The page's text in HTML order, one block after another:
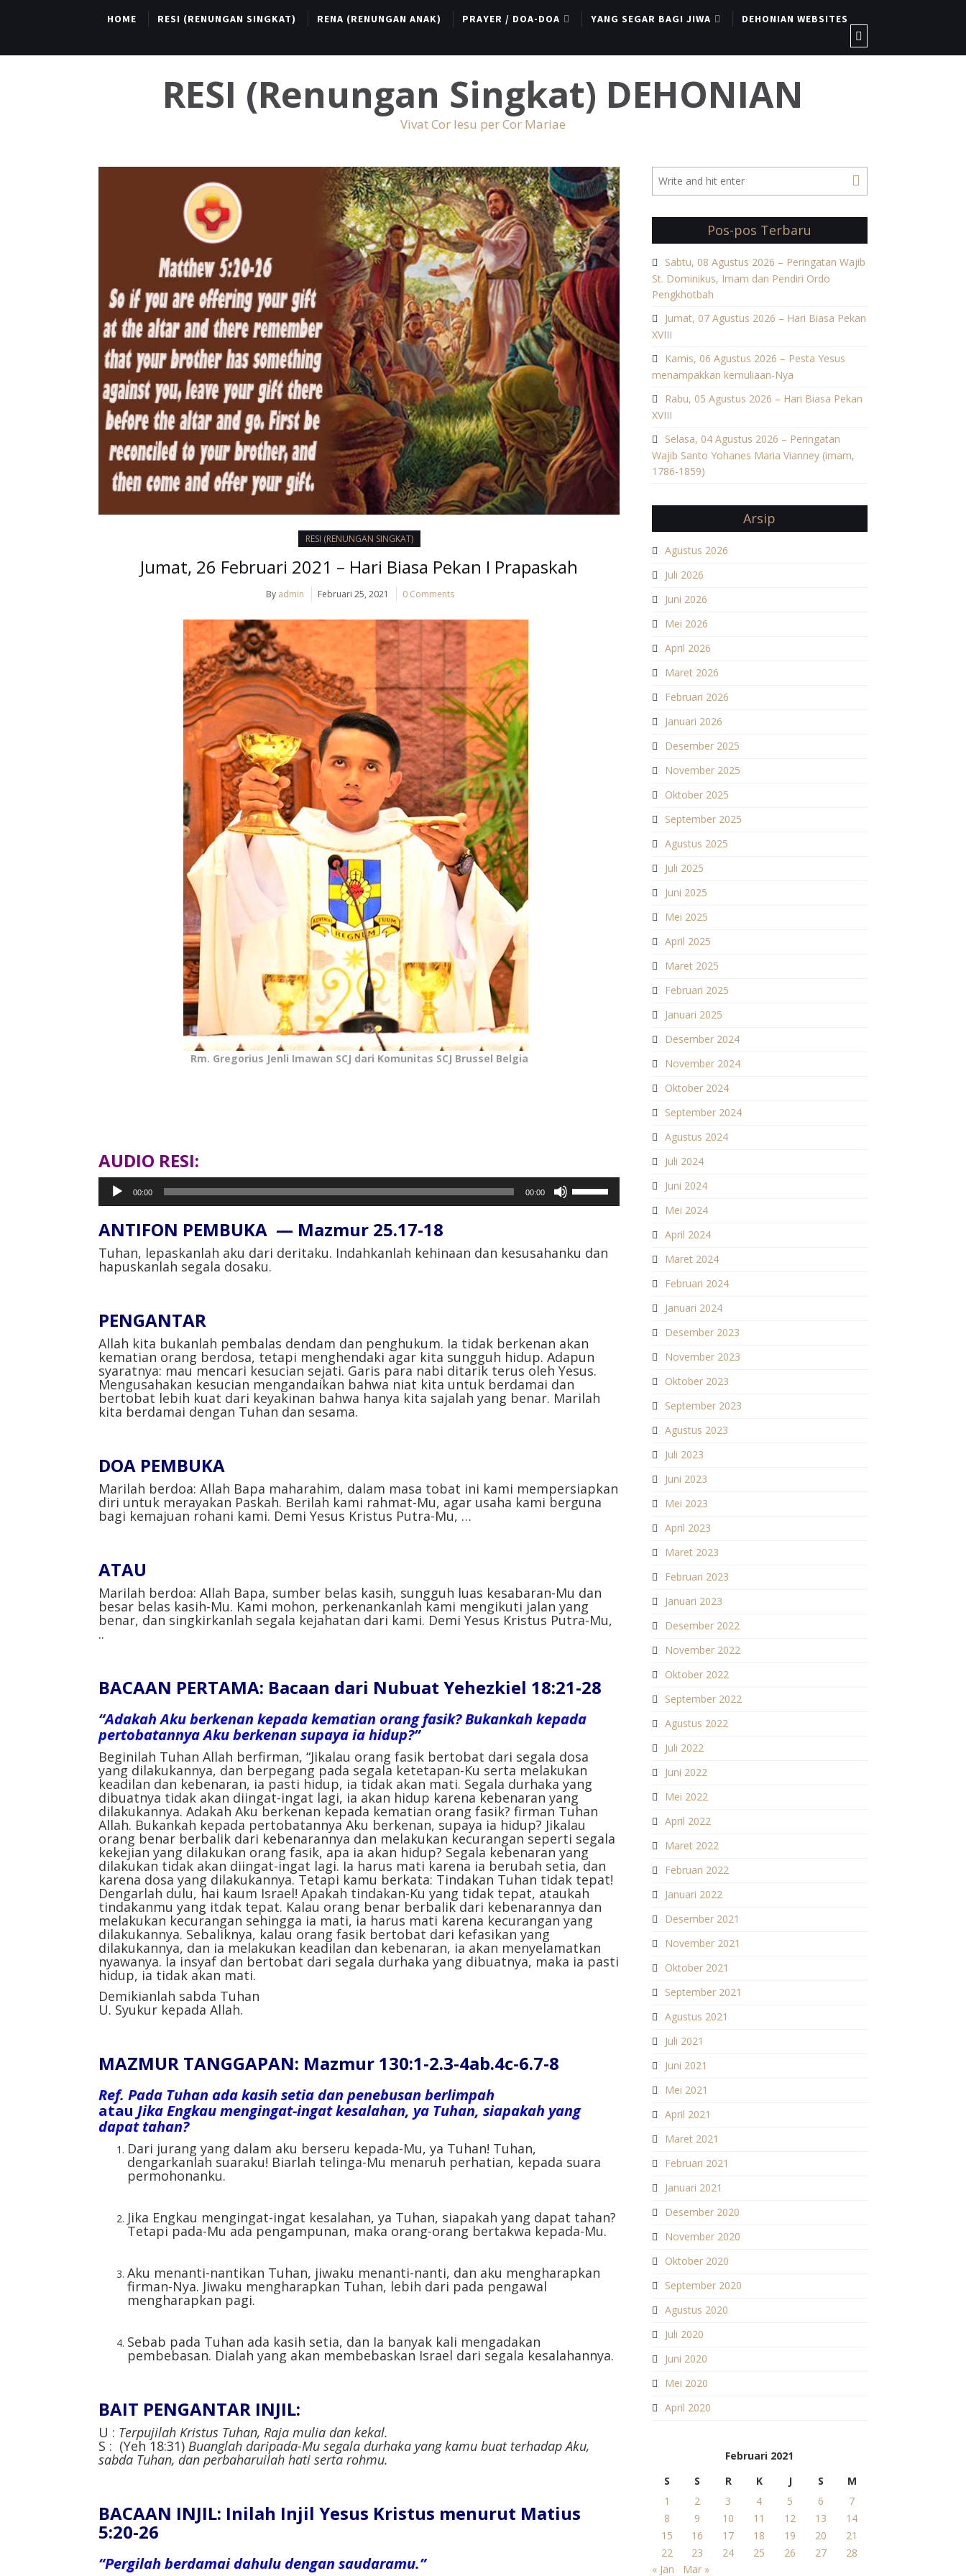
HOME RESI (RENUNGAN SINGKAT) RENA (RENUNGAN ANAK) PRAYER / DOA-DOA YANG SEGAR BAGI JIWA DEHONIAN WEBSITES
RESI (Renungan Singkat) DEHONIAN
Vivat Cor Iesu per Cor Mariae
RESI (RENUNGAN SINGKAT)
Jumat, 26 Februari 2021 – Hari Biasa Pekan I Prapaskah
By admin Februari 25, 2021 0 Comments
Rm. Gregorius Jenli Imawan SCJ dari Komunitas SCJ Brussel Belgia
AUDIO RESI:
Pemutar
Audio
00:00 00:00
untuk
ANTIFON PEMBUKA — Mazmur 25.17-18⁣⁣
Tuhan, lepaskanlah aku dari deritaku. Indahkanlah kehinaan dan kesusahanku dan
hapuskanlah segala dosaku.⁣⁣
PENGANTAR⁣⁣
Allah kita bukanlah pembalas dendam dan penghukum. Ia tidak berkenan akan
kematian orang berdosa, tetapi menghendaki agar kita sungguh hidup. Adapun
syaratnya: mau mencari kesucian sejati. Garis para nabi ditarik terus oleh Yesus.
Mengusahakan kesucian mengandaikan bahwa niat kita untuk berdamai dan
bertobat lebih kuat dari keyakinan bahwa hanya kita sajalah yang benar. Marilah
kita berdamai dengan Tuhan dan sesama.⁣⁣
DOA PEMBUKA⁣⁣
Marilah berdoa: Allah Bapa maharahim, dalam masa tobat ini kami mempersiapkan
diri untuk merayakan Paskah. Berilah kami rahmat-Mu, agar usaha kami berguna
bagi kemajuan rohani kami. Demi Yesus Kristus Putra-Mu, …⁣⁣
ATAU⁣⁣
Marilah berdoa: Allah Bapa, sumber belas kasih, sungguh luas kesabaran-Mu dan
besar belas kasih-Mu. Kami mohon, perkenankanlah kami mengikuti jalan yang
benar, dan singkirkanlah segala kejahatan dari kami. Demi Yesus Kristus Putra-Mu,
..⁣⁣
BACAAN PERTAMA: Bacaan dari Nubuat Yehezkiel 18:21-28
“Adakah Aku berkenan kepada kematian orang fasik? Bukankah kepada
pertobatannya Aku berkenan supaya ia hidup?”
Beginilah Tuhan Allah berfirman, “Jikalau orang fasik bertobat dari segala dosa
yang dilakukannya, dan berpegang pada segala ketetapan-Ku serta melakukan
keadilan dan kebenaran, ia pasti hidup, ia tidak akan mati. Segala durhaka yang
dibuatnya tidak akan diingat-ingat lagi, ia akan hidup karena kebenaran yang
dilakukannya. Adakah Aku berkenan kepada kematian orang fasik? firman Tuhan
Allah. Bukankah kepada pertobatannya Aku berkenan, supaya ia hidup? Jikalau
orang benar berbalik dari kebenarannya dan melakukan kecurangan seperti segala
kekejian yang dilakukan orang fasik, apa ia akan hidup? Segala kebenaran yang
dilakukan tidak akan diingat-ingat lagi. Ia harus mati karena ia berubah setia, dan
karena dosa yang dilakukannya. Tetapi kamu berkata: Tindakan Tuhan tidak tepat!
Dengarlah dulu, hai kaum Israel! Apakah tindakan-Ku yang tidak tepat, ataukah
tindakanmu yang itdak tepat. Kalau orang benar berbalik dari kebenarannya dan
melakukan kecurangan sehingga ia mati, ia harus mati karena kecurangan yang
dilakukannya. Sebaliknya, kalau orang fasik bertobat dari kefasikan yang
dilakukannya, dan ia melakukan keadilan dan kebenaran, ia akan menyelamatkan
nyawanya. Ia insyaf dan bertobat dari segala durhaka yang dibuatnya, maka ia pasti
hidup, ia tidak akan mati.
Demikianlah sabda Tuhan
U. Syukur kepada Allah.
MAZMUR TANGGAPAN: Mazmur 130:1-2.3-4ab.4c-6.7-8
Ref. Pada Tuhan ada kasih setia dan penebusan berlimpah
atau Jika Engkau mengingat-ingat kesalahan, ya Tuhan, siapakah yang
dapat tahan?
Dari jurang yang dalam aku berseru kepada-Mu, ya Tuhan! Tuhan,
dengarkanlah suaraku! Biarlah telinga-Mu menaruh perhatian, kepada suara
permohonanku.
Jika Engkau mengingat-ingat kesalahan, ya Tuhan, siapakah yang dapat tahan?
Tetapi pada-Mu ada pengampunan, maka orang-orang bertakwa kepada-Mu.
Aku menanti-nantikan Tuhan, jiwaku menanti-nanti, dan aku mengharapkan
firman-Nya. Jiwaku mengharapkan Tuhan, lebih dari pada pengawal
mengharapkan pagi.
Sebab pada Tuhan ada kasih setia, dan Ia banyak kali mengadakan
pembebasan. Dialah yang akan membebaskan Israel dari segala kesalahannya.
BAIT PENGANTAR INJIL:
U : Terpujilah Kristus Tuhan, Raja mulia dan kekal.
S : (Yeh 18:31) Buanglah daripada-Mu segala durhaka yang kamu buat terhadap Aku,
sabda Tuhan, dan perbaharuilah hati serta rohmu.
BACAAN INJIL: Inilah Injil Yesus Kristus menurut Matius
5:20-26
“Pergilah berdamai dahulu dengan saudaramu.”
Pos-pos Terbaru
Sabtu, 08 Agustus 2026 – Peringatan Wajib
St. Dominikus, Imam dan Pendiri Ordo
Pengkhotbah
Jumat, 07 Agustus 2026 – Hari Biasa Pekan
XVIII
Kamis, 06 Agustus 2026 – Pesta Yesus
menampakkan kemuliaan-Nya
Rabu, 05 Agustus 2026 – Hari Biasa Pekan
XVIII
Selasa, 04 Agustus 2026 – Peringatan
Wajib Santo Yohanes Maria Vianney (imam,
1786-1859)
Arsip
Agustus 2026
Juli 2026
Juni 2026
Mei 2026
April 2026
Maret 2026
Februari 2026
Januari 2026
Desember 2025
November 2025
Oktober 2025
September 2025
Agustus 2025
Juli 2025
Juni 2025
Mei 2025
April 2025
Maret 2025
Februari 2025
Januari 2025
Desember 2024
November 2024
Oktober 2024
September 2024
Agustus 2024
Juli 2024
Juni 2024
Mei 2024
April 2024
Maret 2024
Februari 2024
Januari 2024
Desember 2023
November 2023
Oktober 2023
September 2023
Agustus 2023
Juli 2023
Juni 2023
Mei 2023
April 2023
Maret 2023
Februari 2023
Januari 2023
Desember 2022
November 2022
Oktober 2022
September 2022
Agustus 2022
Juli 2022
Juni 2022
Mei 2022
April 2022
Maret 2022
Februari 2022
Januari 2022
Desember 2021
November 2021
Oktober 2021
September 2021
Agustus 2021
Juli 2021
Juni 2021
Mei 2021
April 2021
Maret 2021
Februari 2021
Januari 2021
Desember 2020
November 2020
Oktober 2020
September 2020
Agustus 2020
Juli 2020
Juni 2020
Mei 2020
April 2020
Februari 2021
S
S R K J S
M
1
2 3 4 5 6
7
8
9 10 11 12 13
14
15
16 17 18 19 20
21
22
23 24 25 26 27
28
« Jan
Mar »